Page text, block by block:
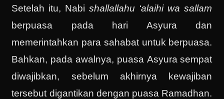
Setelah itu, Nabishallallahu ‘alaihi wa sallam
berpuasa pada hari Asyura dan
memerintahkan para sahabat untuk berpuasa.
Bahkan, pada awalnya, puasa Asyura sempat
diwajibkan, sebelum akhirnya kewajiban
tersebut digantikan dengan puasa Ramadhan.